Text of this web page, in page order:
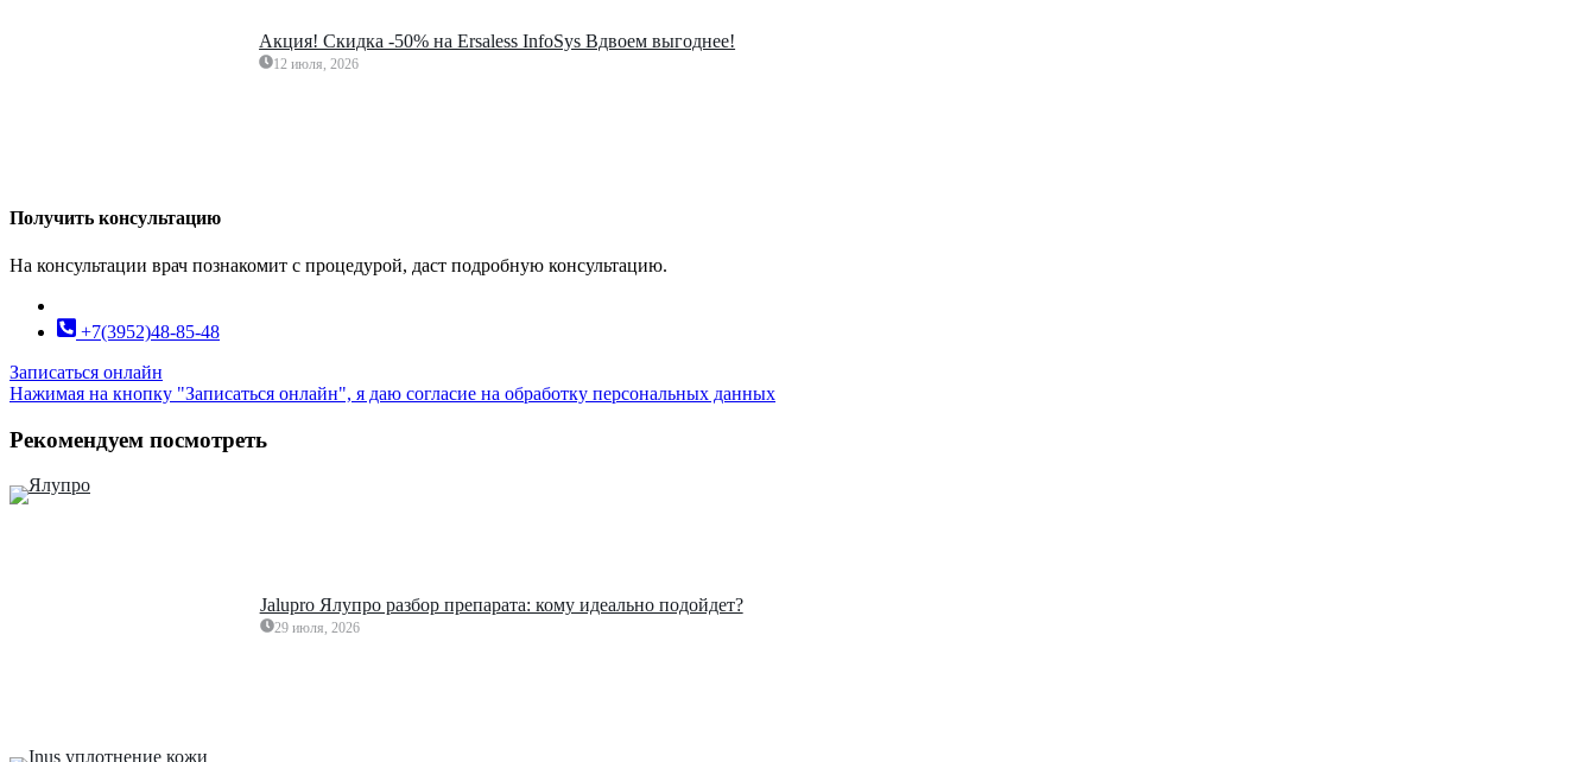
Акция! Скидка -50% на Ersaless InfoSys Вдвоем выгоднее!
12 июля, 2026
Получить консультацию
На консультации врач познакомит с процедурой, даст подробную консультацию.
+7(3952)48-85-48
Записаться онлайн
Нажимая на кнопку "Записаться онлайн", я даю согласие на обработку персональных данных
Рекомендуем посмотреть
Jalupro Ялупро разбор препарата: кому идеально подойдет?
29 июля, 2026